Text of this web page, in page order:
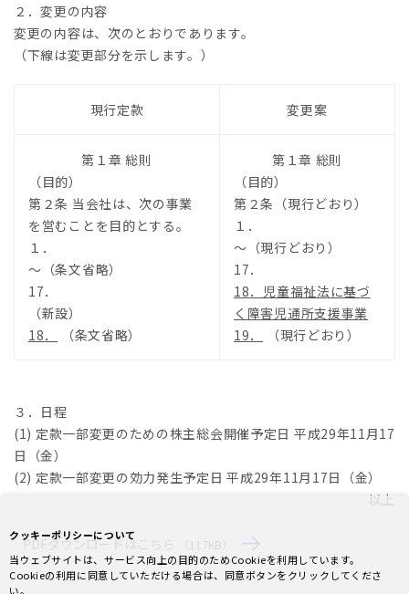
２．変更の内容
変更の内容は、次のとおりであります。
（下線は変更部分を示します。）
現行定款 変更案
第１章 総則
（目的）
第２条 当会社は、次の事業
を営むことを目的とする。
１．
～（条文省略）
17．
（新設）
18． （条文省略）
第１章 総則
（目的）
第２条（現行どおり）
１．
～（現行どおり）
17．
18．児童福祉法に基づ
く障害児通所支援事業
19． （現行どおり）
３．日程
(1) 定款一部変更のための株主総会開催予定日 平成29年11月17
日（金）
(2) 定款一部変更の効力発生予定日 平成29年11月17日（金）
以上
PDFダウンロードはこちら （117KB）
クッキーポリシーについて
当ウェブサイトは、サービス向上の目的のためCookieを利用しています。
Cookieの利用に同意していただける場合は、同意ボタンをクリックしてくださ
い。